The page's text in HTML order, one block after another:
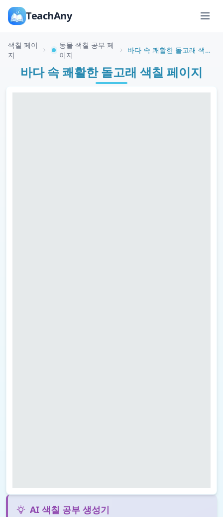
TeachAny
색칠 페이
지
동물 색칠 공부 페
이지
바다 속 쾌활한 돌고래 색칠 페이지
바다 속 쾌활한 돌고래 색칠 페이지
AI 색칠 공부 생성기